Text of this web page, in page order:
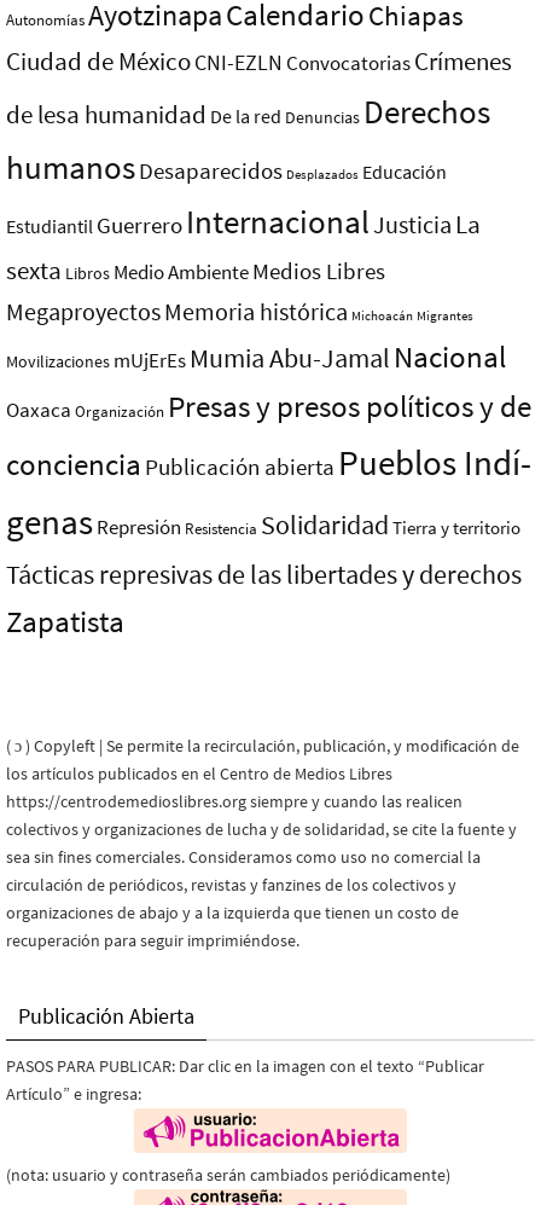
AutonomíasAyotzinapaCalendarioChiapas
Ciudad de MéxicoCNI-EZLN ConvocatoriasCrímenes
de lesa humanidad De la red Denuncias Derechos
humanosDesaparecidos Desplazados Educación
Estudiantil Guerrero InternacionalJusticia La
sexta Libros Medio AmbienteMedios Libres
MegaproyectosMemoria histórica Michoacán Migrantes
Movilizaciones mUjErEs Mumia Abu-Jamal Nacional
Oaxaca Organización Presas y presos polí­ticos y de
conciencia Publicación abierta Pueblos Indí­
genasRepresión Resistencia Solidaridad Tierra y territorio
Tácticas represivas de las libertades y derechos
Zapatista
( ɔ ) Copyleft | Se permite la recirculación, publicación, y modificación de
los artículos publicados en el Centro de Medios Libres
https://centrodemedioslibres.org siempre y cuando las realicen
colectivos y organizaciones de lucha y de solidaridad, se cite la fuente y
sea sin fines comerciales. Consideramos como uso no comercial la
circulación de periódicos, revistas y fanzines de los colectivos y
organizaciones de abajo y a la izquierda que tienen un costo de
recuperación para seguir imprimiéndose.
Publicación Abierta
PASOS PARA PUBLICAR: Dar clic en la imagen con el texto “Publicar
Artículo” e ingresa:
(nota: usuario y contraseña serán cambiados periódicamente)